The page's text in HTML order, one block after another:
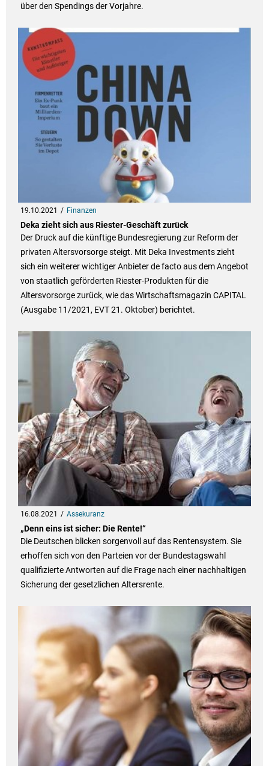
über den Spendings der Vorjahre.
19.10.2021 Finanzen
Deka zieht sich aus Riester-Geschäft zurück
Der Druck auf die künftige Bundesregierung zur Reform der
privaten Altersvorsorge steigt. Mit Deka Investments zieht
sich ein weiterer wichtiger Anbieter de facto aus dem Angebot
von staatlich geförderten Riester-Produkten für die
Altersvorsorge zurück, wie das Wirtschaftsmagazin CAPITAL
(Ausgabe 11/2021, EVT 21. Oktober) berichtet.
16.08.2021 Assekuranz
„Denn eins ist sicher: Die Rente!“
Die Deutschen blicken sorgenvoll auf das Rentensystem. Sie
erhoffen sich von den Parteien vor der Bundestagswahl
qualifizierte Antworten auf die Frage nach einer nachhaltigen
Sicherung der gesetzlichen Altersrente.